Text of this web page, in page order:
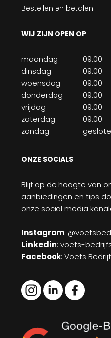
Bestellen en betalen
WIJ ZIJN OPEN OP
maandag
09:00 –
dinsdag
09:00 –
woensdag
09:00 –
donderdag
09:00 –
vrijdag
09:00 –
zaterdag
09:00 –
zondag
ONZE SOCIALS
Blijf op de hoogte van
aanbiedingen en tips
onze social media
Instagram:
Linkedin: voets-
Facebook: Voets